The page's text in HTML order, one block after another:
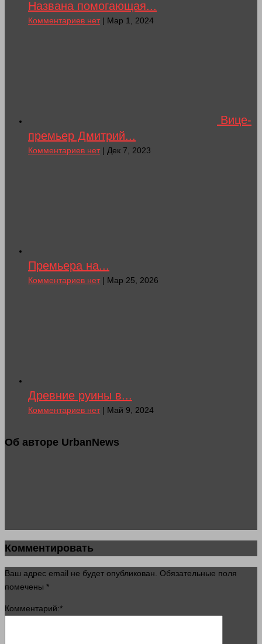
Названа помогающая...
Комментариев нет| Мар 1, 2024
Вице-
премьер Дмитрий...
Комментариев нет| Дек 7, 2023
Премьера на...
Комментариев нет| Мар 25, 2026
Древние руины в...
Комментариев нет| Май 9, 2024
Об авторе UrbanNews
Комментировать
Ваш адрес email не будет опубликован. Обязательные поля
помечены *
Комментарий:*